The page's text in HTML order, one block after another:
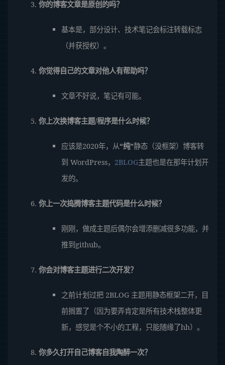
你的博客文章是原创的吗？
基本是，部分设计、技术笔记会标注转载标志
（并获授权）。
你觉得自己的文章对他人有帮助吗？
文章不好说，笔记有可能。
你上次换博客主题/程序是什么时候？
应该是2020年，从“纯”静态（没框架）博客转
到 WordPress， 2BLOG主题也是在那年计划开
发的。
你上一次捣腾博客主题代码是什么时候？
刚刚，做成主题后偶尔会增添删减很多功能，并
推到github。
你会对博客主题进行二次开发？
之前计划过把 2BLOG 主题用静态框架二开，目
前搁置了（因为要弄肯定是所有技术栈整体更
新，感觉是个不小的工程，只能随缘了hh）。
你多久打开自己博客自我陶醉一次？